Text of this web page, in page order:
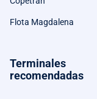
Flota Magdalena
Terminales
recomendadas